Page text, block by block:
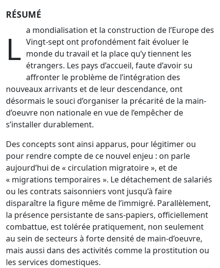
RÉSUMÉ
L a mondialisation et la construction de l’Europe des
Vingt-sept ont profondément fait évoluer le
monde du travail et la place qu’y tiennent les
étrangers. Les pays d’accueil, faute d’avoir su
affronter le problème de l’intégration des
nouveaux arrivants et de leur descendance, ont
désormais le souci d’organiser la précarité de la main-
d’oeuvre non nationale en vue de l’empêcher de
s’installer durablement.
Des concepts sont ainsi apparus, pour légitimer ou
pour rendre compte de ce nouvel enjeu : on parle
aujourd’hui de « circulation migratoire », et de
« migrations temporaires ». Le détachement de salariés
ou les contrats saisonniers vont jusqu’à faire
disparaître la figure même de l’immigré. Parallèlement,
la présence persistante de sans-papiers, officiellement
combattue, est tolérée pratiquement, non seulement
au sein de secteurs à forte densité de main-d’oeuvre,
mais aussi dans des activités comme la prostitution ou
les services domestiques.